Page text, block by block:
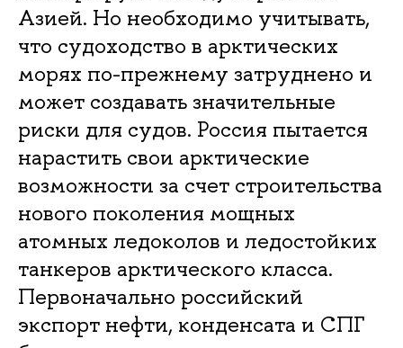
Азией. Но необходимо учитывать,
что судоходство в арктических
морях по-прежнему затруднено и
может создавать значительные
риски для судов. Россия пытается
нарастить свои арктические
возможности за счет строительства
нового поколения мощных
атомных ледоколов и ледостойких
танкеров арктического класса.
Первоначально российский
экспорт нефти, конденсата и СПГ